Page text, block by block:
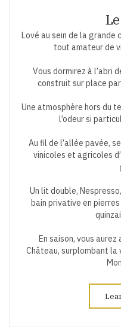
Lové au sein de la grande
tout amateur de
Vous dormirez à l’abri
construit sur place
Une atmosphère hors du
l’odeur si
Au fil de l’allée pavée,
vinicoles et agricoles
Un lit double,
bain privative en
En saison, vous
Château, surplombant